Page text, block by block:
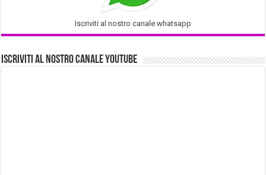
Iscriviti al nostro canale whatsapp
Iscriviti al nostro Canale Youtube